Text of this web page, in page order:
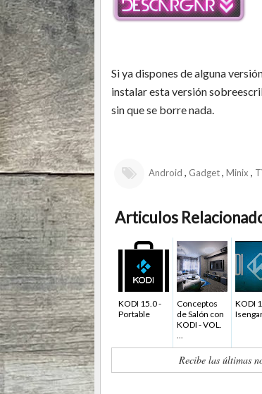
Si ya dispones de alguna
instalar esta versión
sin que se borre nada.
Android , Gadget, Minix ,
Articulos
KODI 15.0 -
Portable
Conceptos
de Salón con
KODI - VOL.
KODI
Recibe las últimas